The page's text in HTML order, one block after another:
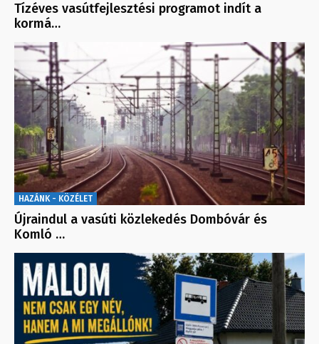
Tízéves vasútfejlesztési programot indít a
kormá…
HAZÁNK - KÖZÉLET
Újraindul a vasúti közlekedés Dombóvár és
Komló …